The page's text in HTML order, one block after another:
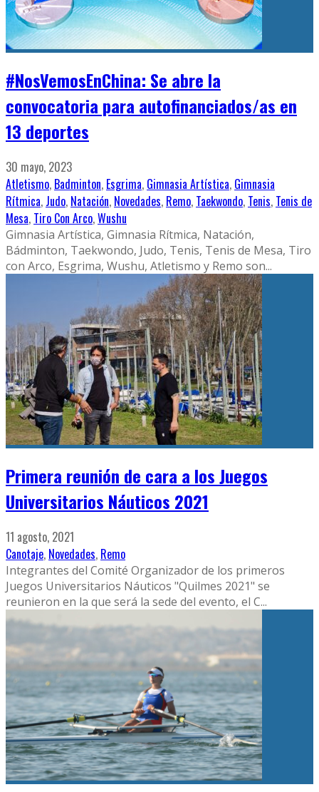
#NosVemosEnChina: Se abre la
convocatoria para autofinanciados/as en
13 deportes
30 mayo, 2023
Atletismo, Badminton, Esgrima, Gimnasia Artística, Gimnasia
Rítmica, Judo, Natación, Novedades, Remo, Taekwondo, Tenis, Tenis de
Mesa, Tiro Con Arco,Wushu
Gimnasia Artística, Gimnasia Rítmica, Natación,
Bádminton, Taekwondo, Judo, Tenis, Tenis de Mesa, Tiro
con Arco, Esgrima, Wushu, Atletismo y Remo son...
Primera reunión de cara a los Juegos
Universitarios Náuticos 2021
11 agosto, 2021
Canotaje, Novedades, Remo
Integrantes del Comité Organizador de los primeros
Juegos Universitarios Náuticos "Quilmes 2021" se
reunieron en la que será la sede del evento, el C...